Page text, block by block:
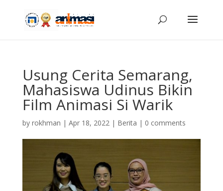
Usung Cerita Semarang,
Mahasiswa Udinus Bikin
Film Animasi Si Warik
by rokhman | Apr 18, 2022| Berita | 0 comments